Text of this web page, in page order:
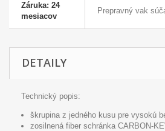
Záruka: 24
mesiacov
Prepravný vak
DETAILY
Technický popis:
škrupina z jedného kusu pre vysokú
zosilnená fiber schránka CARBON-